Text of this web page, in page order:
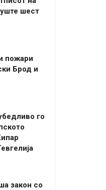
шест
пожари
Брод и
го
закон со